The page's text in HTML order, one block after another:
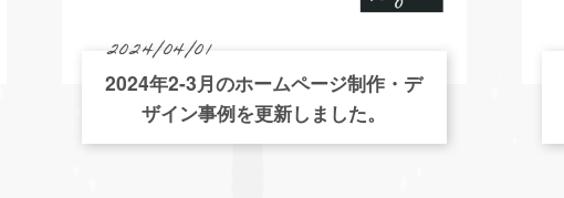
2024/04/01
2024年2-3月のホームページ制作・デ
ザイン事例を更新しました。